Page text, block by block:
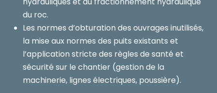
du roc.
Les normes d’obturation des ouvrages inutilisés,
la mise aux normes des puits existants et
l’application stricte des règles de santé et
sécurité sur le chantier (gestion de la
machinerie, lignes électriques, poussière).